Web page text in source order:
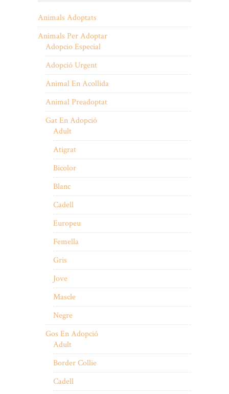
Animals Adoptats
Animals Per Adoptar
Adopcio Especial
Adopció Urgent
Animal En Acollida
Animal Preadoptat
Gat En Adopció
Adult
Atigrat
Bicolor
Blanc
Cadell
Europeu
Femella
Gris
Jove
Mascle
Negre
Gos En Adopció
Adult
Border Collie
Cadell